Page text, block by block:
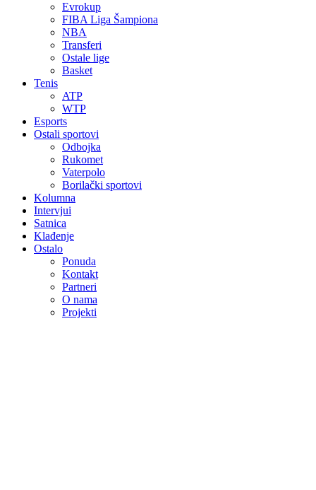
Evrokup
FIBA Liga Šampiona
NBA
Transferi
Ostale lige
Basket
Tenis
ATP
WTP
Esports
Ostali sportovi
Odbojka
Rukomet
Vaterpolo
Borilački sportovi
Kolumna
Intervjui
Satnica
Klađenje
Ostalo
Ponuda
Kontakt
Partneri
O nama
Projekti